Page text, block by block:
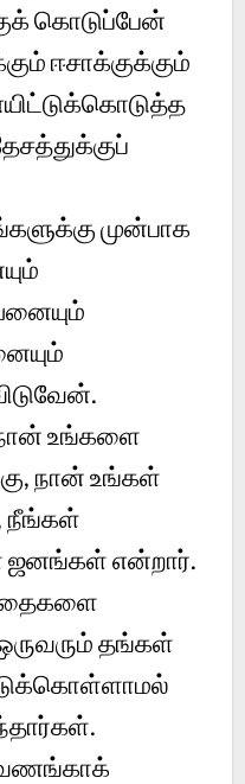
கொடுப்பேன்
ஈசாக்குக்கும்
முன்பாக
உங்களை
நான் உங்கள்
நீங்கள்
ஜனங்கள் என்றார்.
தங்கள்